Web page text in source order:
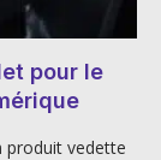
pour le
produit vedette